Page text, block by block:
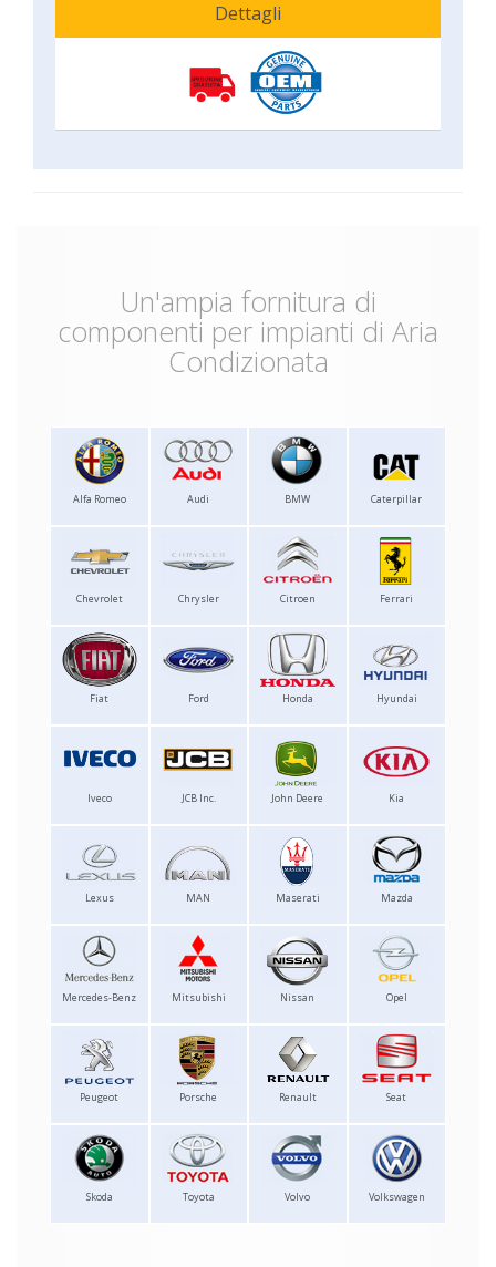
Dettagli
Un'ampia fornitura di
componenti per impianti di Aria
Condizionata
Alfa Romeo Audi BMW Caterpillar
Chevrolet Chrysler Citroen Ferrari
Fiat Ford Honda Hyundai
Iveco JCB Inc. John Deere Kia
Lexus MAN Maserati Mazda
Mercedes-Benz Mitsubishi Nissan Opel
Peugeot Porsche Renault Seat
Skoda Toyota Volvo Volkswagen